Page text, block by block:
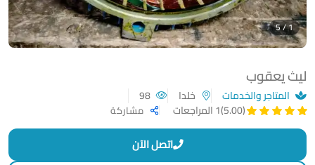
ليث يعقوب
المتاجر والخدمات خلدا
(5.00)
1 المراجعات مشاركة
1 / 5
اتصل الآن